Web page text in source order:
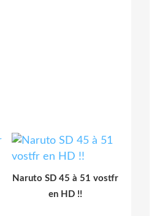
Naruto SD 45 à 51 vostfr
en HD !!